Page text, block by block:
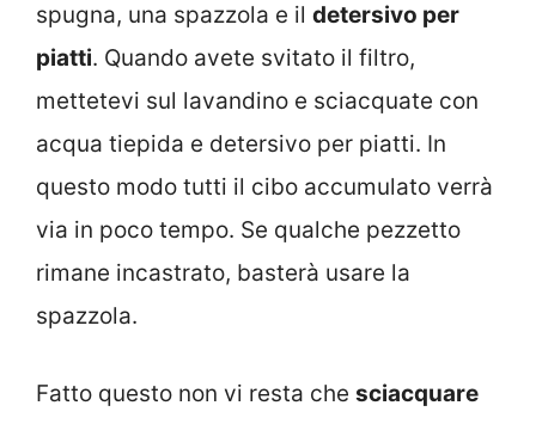
spugna, una spazzola e il detersivo per
piatti. Quando avete svitato il filtro,
mettetevi sul lavandino e sciacquate con
acqua tiepida e detersivo per piatti. In
questo modo tutti il cibo accumulato verrà
via in poco tempo. Se qualche pezzetto
rimane incastrato, basterà usare la
spazzola.
Fatto questo non vi resta che sciacquare